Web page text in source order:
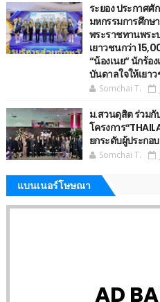
ระยอง ประกาศศั
มหกรรมการศึกษ
พระราชทานพระ
เยาวชนกว่า
“น้องเนย“ นักร้อ
บันดาลใจให้เยา
Somchai T.
ม.สวนดุสิต ร่วมกั
โครงการ
ยกระดับผู้ประกอ
Somchai T.
แบนเนอร์โษษณา
AD